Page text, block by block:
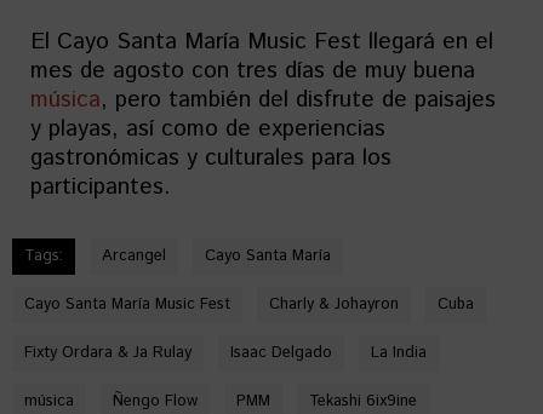
El Cayo Santa María Music Fest llegará en el
mes de agosto con tres días de muy buena
música, pero también del disfrute de paisajes
y playas, así como de experiencias
gastronómicas y culturales para los
participantes.
Tags: Arcangel Cayo Santa María
Cayo Santa María Music Fest Charly & Johayron Cuba
Fixty Ordara & Ja Rulay Isaac Delgado La India
música Ñengo Flow PMM Tekashi 6ix9ine